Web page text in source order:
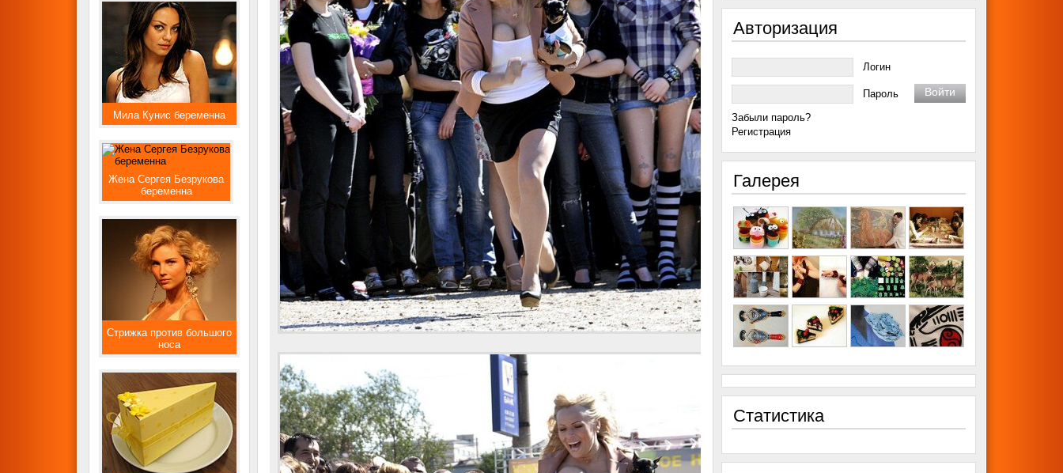
Мила Кунис беременна
Жена Сергея Безрукова
беременна
Стрижка против большого
носа
Авторизация
Логин
Пароль
Забыли пароль?
Регистрация
Галерея
Статистика